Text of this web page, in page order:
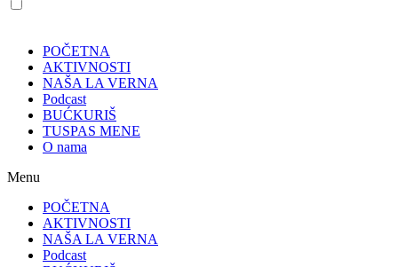
POČETNA
AKTIVNOSTI
NAŠA LA VERNA
Podcast
BUĆKURIŠ
TUSPAS MENE
O nama
Menu
POČETNA
AKTIVNOSTI
NAŠA LA VERNA
Podcast